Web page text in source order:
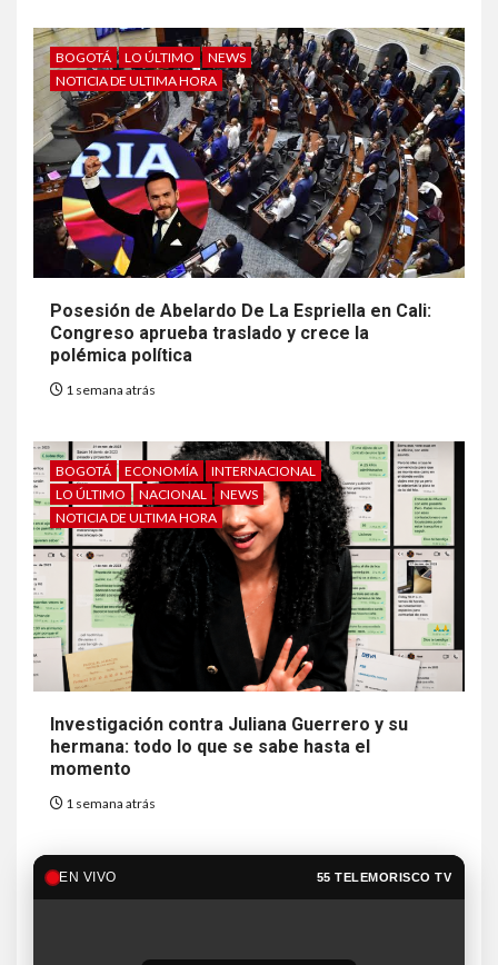
BOGOTÁ LO ÚLTIMO
NEWS
NOTICIA DE ULTIMA HORA
Posesión de Abelardo De La Espriella en Cali:
Congreso aprueba traslado y crece la
polémica política
1 semana atrás
BOGOTÁ ECONOMÍA
INTERNACIONAL
LO ÚLTIMO
NACIONAL
NEWS
NOTICIA DE ULTIMA HORA
Investigación contra Juliana Guerrero y su
hermana: todo lo que se sabe hasta el
momento
1 semana atrás
EN VIVO 55 TELEMORISCO TV